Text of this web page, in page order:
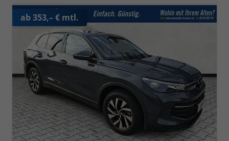
ab 353,– € mtl.